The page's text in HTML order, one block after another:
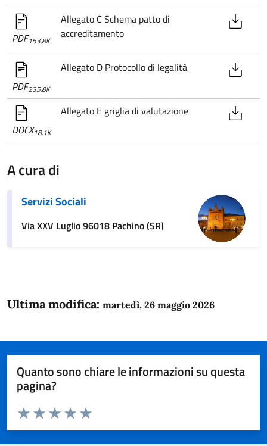
PDF153,8K
Allegato C Schema patto di
accreditamento
PDF235,8K
Allegato D Protocollo di legalità
DOCX18,1K
Allegato E griglia di valutazione
A cura di
Servizi Sociali
Via XXV Luglio 96018 Pachino (SR)
Ultima modifica: martedì, 26 maggio 2026
Quanto sono chiare le informazioni su questa
pagina?
Domanda
Valuta da 1 a 5 stelle la pagina
Valuta 5 stelle su 5
Valuta 4 stelle su 5
Valuta 3 stelle su 5
Valuta 2 stelle su 5
Valuta 1 stelle su 5